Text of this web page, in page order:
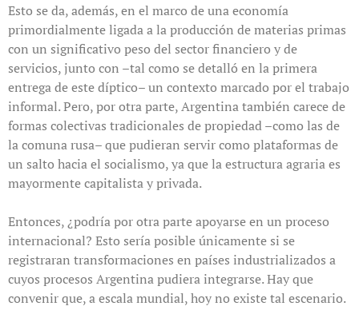
Esto se da, además, en el marco de una economía
primordialmente ligada a la producción de materias primas
con un significativo peso del sector financiero y de
servicios, junto con –tal como se detalló en la primera
entrega de este díptico– un contexto marcado por el trabajo
informal. Pero, por otra parte, Argentina también carece de
formas colectivas tradicionales de propiedad –como las de
la comuna rusa– que pudieran servir como plataformas de
un salto hacia el socialismo, ya que la estructura agraria es
mayormente capitalista y privada.
Entonces, ¿podría por otra parte apoyarse en un proceso
internacional? Esto sería posible únicamente si se
registraran transformaciones en países industrializados a
cuyos procesos Argentina pudiera integrarse. Hay que
convenir que, a escala mundial, hoy no existe tal escenario.